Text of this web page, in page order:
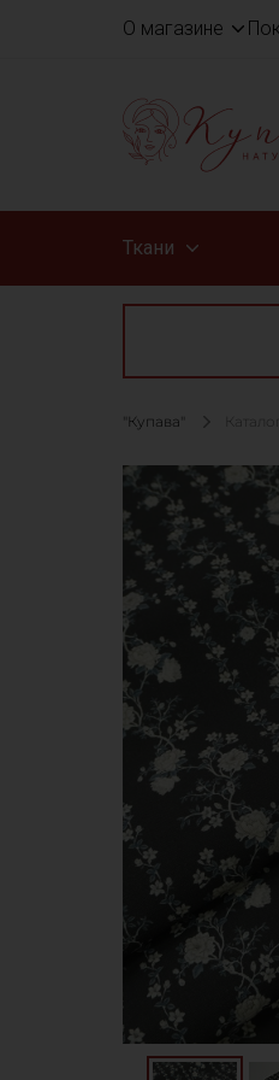
О магазине
Ткани
"Купава"